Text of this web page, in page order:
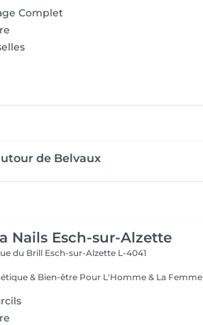
Complet
de Belvaux
Nails Esch-sur-Alzette
du Brill Esch-sur-Alzette L-4041
Esthétique & Bien-être Pour L'Homme & La Femme